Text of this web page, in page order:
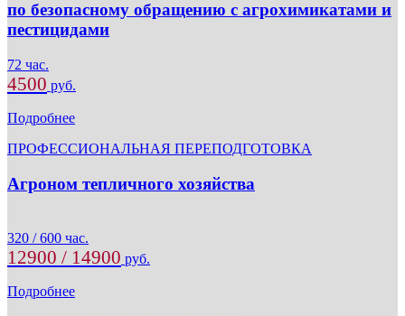
по безопасному обращению с агрохимикатами и
пестицидами
72 час.
4500 руб.
Подробнее
ПРОФЕССИОНАЛЬНАЯ ПЕРЕПОДГОТОВКА
Агроном тепличного хозяйства
320 / 600 час.
12900 / 14900 руб.
Подробнее